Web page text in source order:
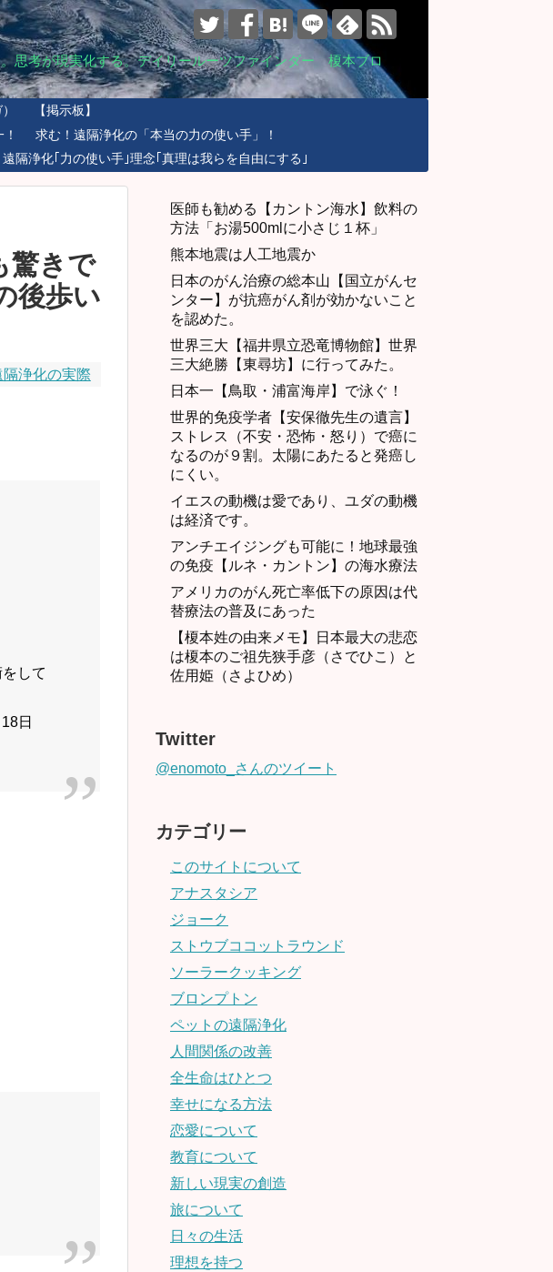
思考が現実化する。デイリールーツファインダー 榎本ブロ
【掲示板】
求む！遠隔浄化の「本当の力の使い手」！
遠隔浄化｢力の使い手｣理念｢真理は我らを自由にする｣
驚きで
後歩い
隔浄化の実際
して
日
医師も勧める【カントン海水】飲料の
方法「お湯500mlに小さじ１杯」
熊本地震は人工地震か
日本のがん治療の総本山【国立がんセ
ンター】が抗癌がん剤が効かないこと
を認めた。
世界三大【福井県立恐竜博物館】世界
三大絶勝【東尋坊】に行ってみた。
日本一【鳥取・浦富海岸】で泳ぐ！
世界的免疫学者【安保徹先生の遺言】
ストレス（不安・恐怖・怒り）で癌に
なるのが９割。太陽にあたると発癌し
にくい。
イエスの動機は愛であり、ユダの動機
は経済です。
アンチエイジングも可能に！地球最強
の免疫【ルネ・カントン】の海水療法
アメリカのがん死亡率低下の原因は代
替療法の普及にあった
【榎本姓の由来メモ】日本最大の悲恋
は榎本のご祖先狭手彦（さでひこ）と
佐用姫（さよひめ）
Twitter
@enomoto_さんのツイート
カテゴリー
このサイトについて
アナスタシア
ジョーク
ストウブココットラウンド
ソーラークッキング
ブロンプトン
ペットの遠隔浄化
人間関係の改善
全生命はひとつ
幸せになる方法
恋愛について
教育について
新しい現実の創造
旅について
日々の生活
理想を持つ